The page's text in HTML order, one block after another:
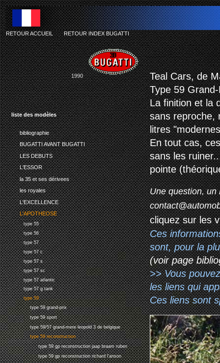
liste des modèles
bibliographie
BUGATTI AVANT BUGATTI
LES DEBUTS
L'ESSOR
la 35 et ses dérivees
les royales
L'EXCELLENCE
L'APOTHEOSE
type 55
type 56
type 57
type 57 c
type 57 s
type 57 sc
type 57 atlantic
type 57 g tank
type 59
type 59 grand-prix
type 59 sport
type 59/57 grand-mere leopold 3 de belgique
type 59 reconstruction
type 59 gp reconstruction jaap braam ruben
type 59 gp reconstruction richard l'anson
RETOUR ACCUEIL-RETOUR INDEX BUGATTI
1990
Teal Cars, de
Type 59
La finition et la
sans reproche,
litres
En tout cas,
sans les
pointe
Une question, un
cliquez sur les
Ces
sont, pour la
(voir page
>> Vous
les liens qui
Ces liens sont